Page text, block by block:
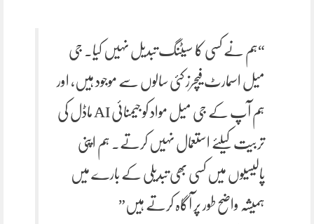
“ہم نے کسی کا سیٹنگ تبدیل نہیں کیا۔ جی
میل اسمارٹ فیچرز کئی سالوں سے موجود ہیں، اور
ہم آپ کے جی میل مواد کو جیمنائی AI ماڈل کی
تربیت کیلئے استعمال نہیں کرتے۔ ہم اپنی
پالیسیوں میں کسی بھی تبدیلی کے بارے میں
ہمیشہ واضح طور پر آگاہ کرتے ہیں”